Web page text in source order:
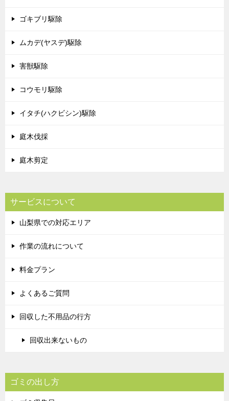
ゴキブリ駆除
ムカデ(ヤスデ)駆除
害獣駆除
コウモリ駆除
イタチ(ハクビシン)駆除
庭木伐採
庭木剪定
サービスについて
山梨県での対応エリア
作業の流れについて
料金プラン
よくあるご質問
回収した不用品の行方
回収出来ないもの
ゴミの出し方